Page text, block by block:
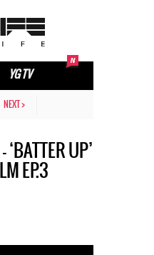
YG TV
NEXT >
‘BATTER UP’
EP.3